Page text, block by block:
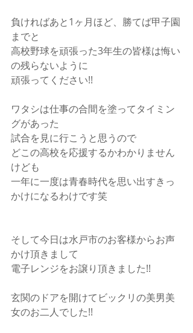
負ければあと1ヶ月ほど、勝てば甲子園
までと
高校野球を頑張った3年生の皆様は悔い
の残らないように
頑張ってください!!
ワタシは仕事の合間を塗ってタイミン
グがあった
試合を見に行こうと思うので
どこの高校を応援するかわかりません
けども
一年に一度は青春時代を思い出すきっ
かけになるわけです笑
そして今日は水戸市のお客様からお声
かけ頂きまして
電子レンジをお譲り頂きました!!
玄関のドアを開けてビックリの美男美
女のお二人でした!!